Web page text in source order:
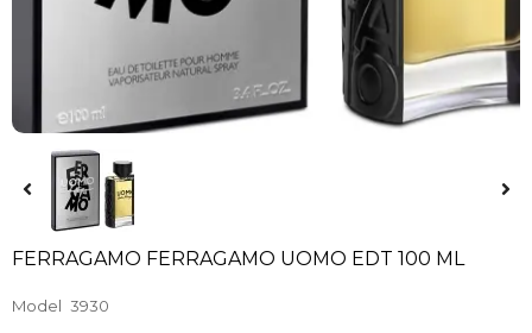
FERRAGAMO FERRAGAMO UOMO EDT 100 ML
Model 3930